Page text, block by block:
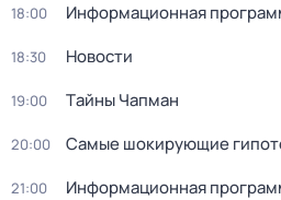
18:00 Информационная
18:30 Новости
19:00 Тaйны Чапман
20:00 Самые шoкиpующие
21:00 Информационная